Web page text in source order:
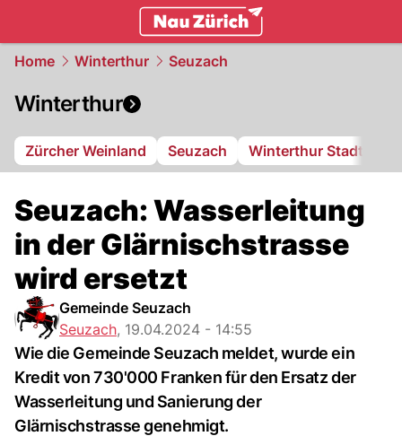
Home Winterthur Seuzach
Winterthur
Zürcher Weinland Seuzach Winterthur Stadt
Seuzach: Wasserleitung
in der Glärnischstrasse
wird ersetzt
Gemeinde Seuzach
Seuzach, 19.04.2024 - 14:55
Wie die Gemeinde Seuzach meldet, wurde ein
Kredit von 730'000 Franken für den Ersatz der
Wasserleitung und Sanierung der
Glärnischstrasse genehmigt.